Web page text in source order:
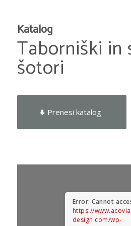
Katalog
Taborniški in
šotori
Prenesi katalog
Error: Cannot
https://
design.com/wp-